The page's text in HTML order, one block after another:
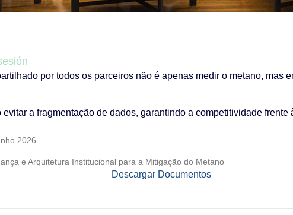
por todos os parceiros não é apenas medir o metano, mas
evitar a fragmentação de dados, garantindo a competitividade
2026
e Arquitetura Institucional para a Mitigação do Metano
Descargar Documentos